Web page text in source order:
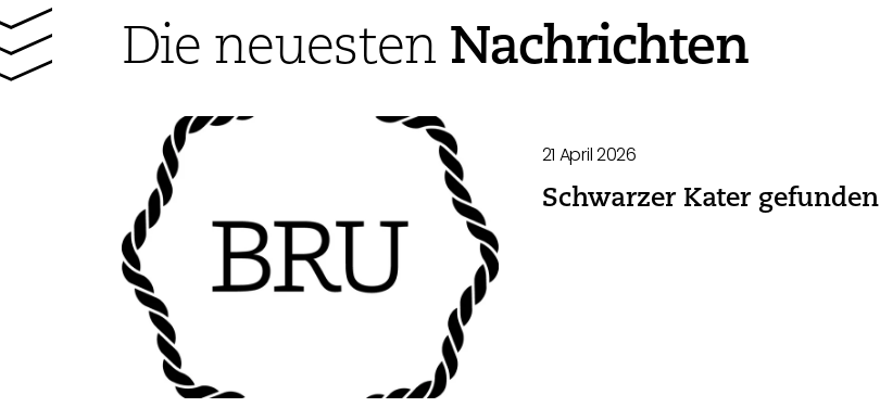
Die neuesten Nachrichten
21 April 2026
Schwarzer Kater gefunden